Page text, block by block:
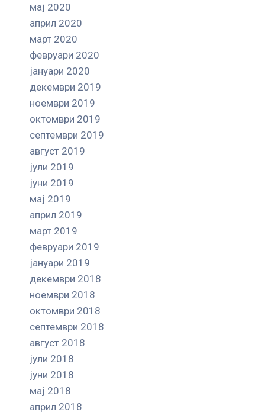
мај 2020
април 2020
март 2020
февруари 2020
јануари 2020
декември 2019
ноември 2019
октомври 2019
септември 2019
август 2019
јули 2019
јуни 2019
мај 2019
април 2019
март 2019
февруари 2019
јануари 2019
декември 2018
ноември 2018
октомври 2018
септември 2018
август 2018
јули 2018
јуни 2018
мај 2018
април 2018